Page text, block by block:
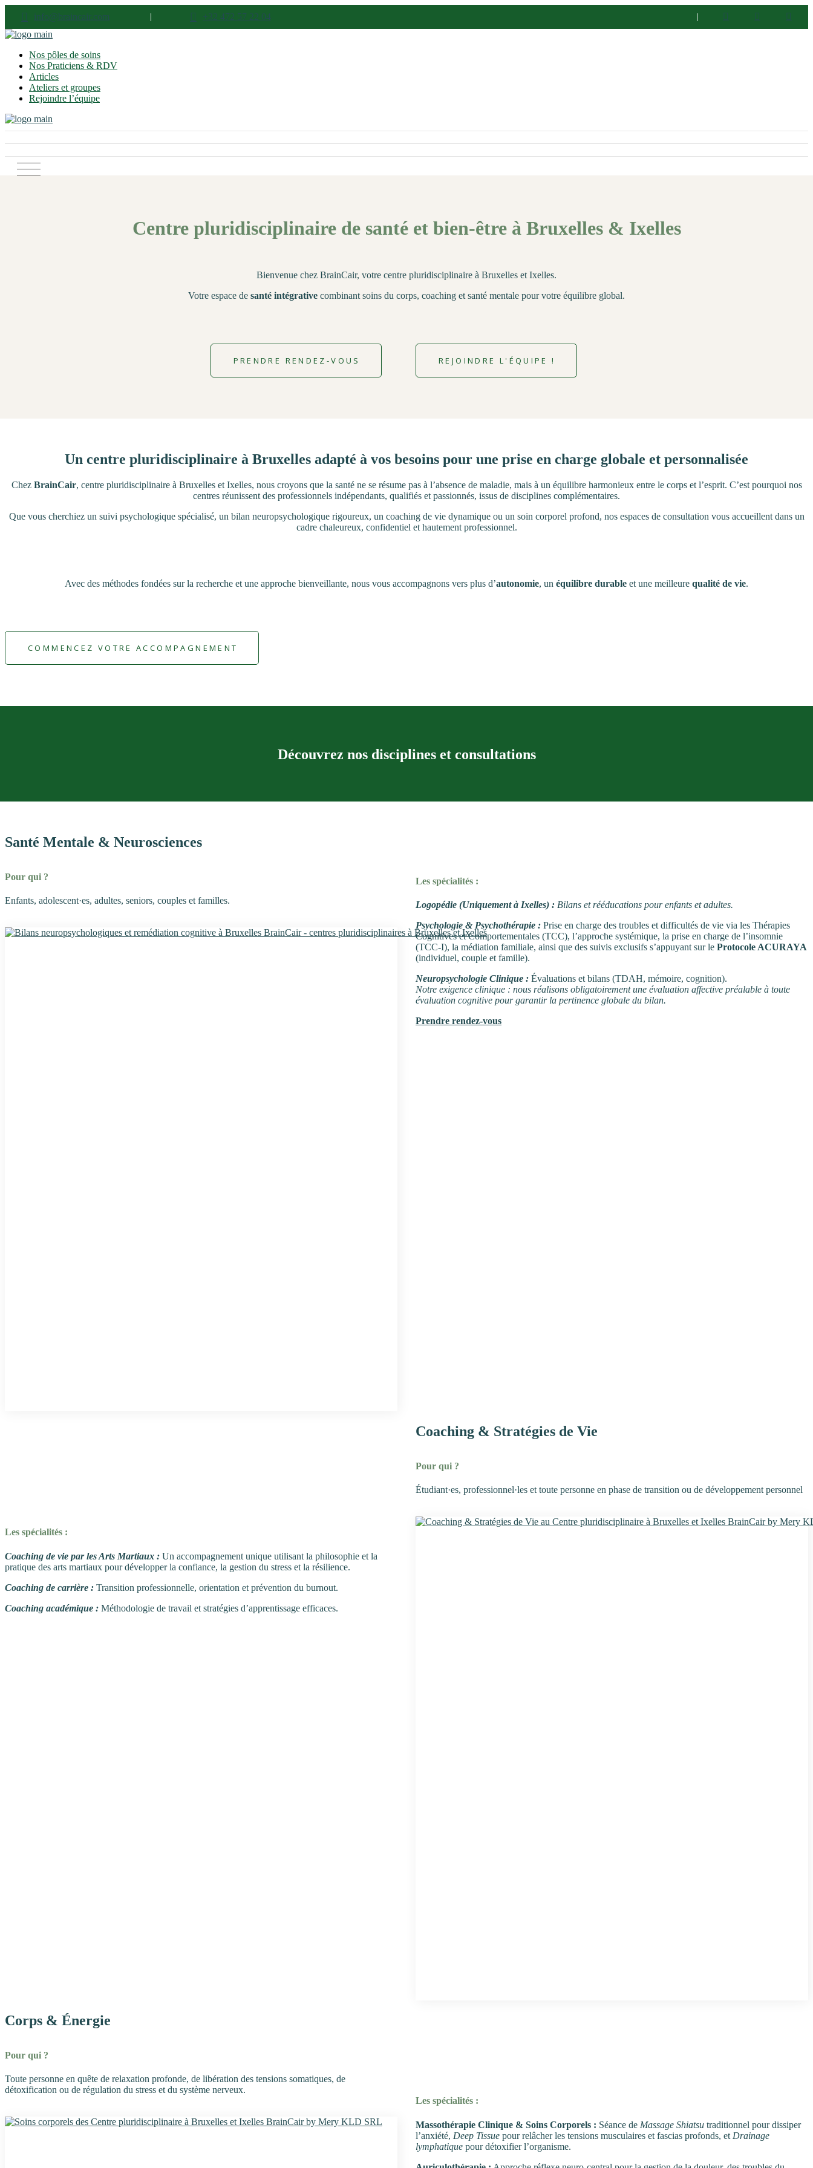
info@braincair.com +32 472 57 22 04
Nos pôles de soins
Nos Praticiens & RDV
Articles
Ateliers et groupes
Rejoindre l’équipe
Centre pluridisciplinaire de santé et bien-être à Bruxelles & Ixelles
Bienvenue chez BrainCair, votre centre pluridisciplinaire à Bruxelles et Ixelles.
Votre espace de santé intégrative combinant soins du corps, coaching et santé mentale pour votre équilibre global.
PRENDRE RENDEZ-VOUS REJOINDRE L'ÉQUIPE !
Un centre pluridisciplinaire à Bruxelles adapté à vos besoins pour une prise en charge globale et personnalisée
Chez BrainCair, centre pluridisciplinaire à Bruxelles et Ixelles, nous croyons que la santé ne se résume pas à l’absence de maladie, mais à un équilibre harmonieux entre le corps et l’esprit. C’est pourquoi nos
centres réunissent des professionnels indépendants, qualifiés et passionnés, issus de disciplines complémentaires.
Que vous cherchiez un suivi psychologique spécialisé, un bilan neuropsychologique rigoureux, un coaching de vie dynamique ou un soin corporel profond, nos espaces de consultation vous accueillent dans un
cadre chaleureux, confidentiel et hautement professionnel.
Avec des méthodes fondées sur la recherche et une approche bienveillante, nous vous accompagnons vers plus d’autonomie, un équilibre durable et une meilleure qualité de vie.
COMMENCEZ VOTRE ACCOMPAGNEMENT
Découvrez nos disciplines et consultations
Santé Mentale & Neurosciences
Pour qui ?
Enfants, adolescent·es, adultes, seniors, couples et familles.
Les spécialités :
Logopédie (Uniquement à Ixelles) : Bilans et rééducations pour enfants et adultes.
Psychologie & Psychothérapie : Prise en charge des troubles et difficultés de vie via les Thérapies
Cognitives et Comportementales (TCC), l’approche systémique, la prise en charge de l’insomnie
(TCC-I), la médiation familiale, ainsi que des suivis exclusifs s’appuyant sur le Protocole ACURAYA
(individuel, couple et famille).
Neuropsychologie Clinique : Évaluations et bilans (TDAH, mémoire, cognition).
Notre exigence clinique : nous réalisons obligatoirement une évaluation affective préalable à toute
évaluation cognitive pour garantir la pertinence globale du bilan.
Prendre rendez-vous
Les spécialités :
Coaching de vie par les Arts Martiaux : Un accompagnement unique utilisant la philosophie et la
pratique des arts martiaux pour développer la confiance, la gestion du stress et la résilience.
Coaching de carrière : Transition professionnelle, orientation et prévention du burnout.
Coaching académique : Méthodologie de travail et stratégies d’apprentissage efficaces.
Coaching & Stratégies de Vie
Pour qui ?
Étudiant·es, professionnel·les et toute personne en phase de transition ou de développement personnel
Corps & Énergie
Pour qui ?
Toute personne en quête de relaxation profonde, de libération des tensions somatiques, de
détoxification ou de régulation du stress et du système nerveux.
Les spécialités :
Massothérapie Clinique & Soins Corporels : Séance de Massage Shiatsu traditionnel pour dissiper
l’anxiété, Deep Tissue pour relâcher les tensions musculaires et fascias profonds, et Drainage
lymphatique pour détoxifier l’organisme.